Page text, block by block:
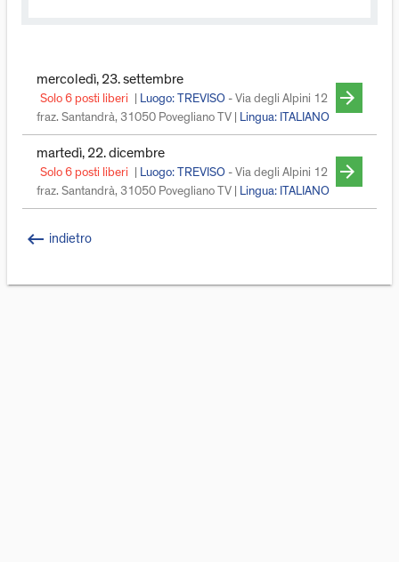
mercoledì, 23. settembre
Solo 6 posti liberi Luogo: TREVISO - Via degli Alpini 12
fraz. Santandrà, 31050 Povegliano TV |
Lingua: ITALIANO
arrow_forward
martedì, 22. dicembre
Solo 6 posti liberi Luogo: TREVISO - Via degli Alpini 12
fraz. Santandrà, 31050 Povegliano TV |
Lingua: ITALIANO
arrow_forward
keyboard_backspace indietro